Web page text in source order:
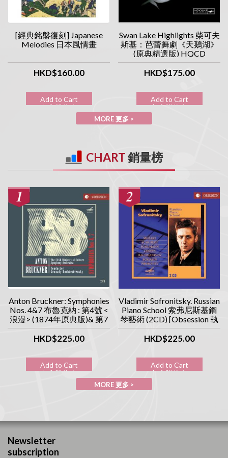
[經典銘盤復刻] Japanese
Melodies 日本風情畫
HKD$160.00
Add to Cart
加入購物車
Swan Lake Highlights 柴可夫
斯基：芭蕾舞劇《天鵝湖》
(原典精選版) HQCD
HKD$175.00
Add to Cart
加入購物車
MORE 更多 >
CHART銷量榜
Anton Bruckner: Symphonies
Nos. 4&7 布魯克納 : 第4號 <
浪漫> (1874年原典版)& 第7
號交響曲 (1885年原典版)
(2CD) [Obsession 執念系列]
HKD$225.00
Add to Cart
加入購物車
Vladimir Sofronitsky. Russian
Piano School 索弗尼斯基鋼
琴藝術 (2CD) [Obsession 執
念系列]
HKD$225.00
Add to Cart
加入購物車
MORE 更多 >
Newsletter
subscription